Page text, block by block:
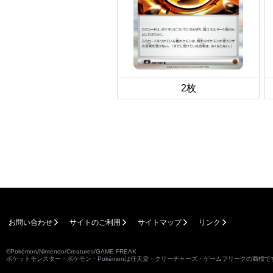
2枚
お問い合わせ サイトのご利用 サイトマップ リンク
©Pokémon/Nintendo/Creatures/GAME FREAK
ポケットモンスター・ポケモン・Pokémonは任天堂・クリーチャーズ・ゲームフリークの商標で